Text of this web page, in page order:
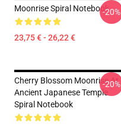
Moonrise Spiral Notebook
23,75 € - 26,22 €
-20%
Cherry Blossom Moonrise At
Ancient Japanese Temple
Spiral Notebook
-20%